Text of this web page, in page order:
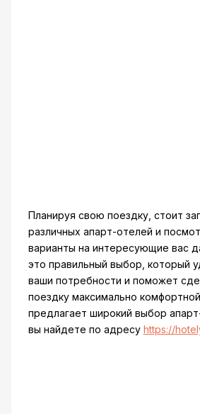
Планируя свою поездку, стоит
различных апарт-отелей и
варианты на интересующие вас
это правильный выбор, который
ваши потребности и поможет
поездку максимально
предлагает широкий выбор
вы найдете по адресу https://